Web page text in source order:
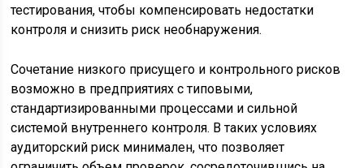
тестирования, чтобы компенсировать недостатки
контроля и снизить риск необнаружения.
Сочетание низкого присущего и контрольного рисков
возможно в предприятиях с типовыми,
стандартизированными процессами и сильной
системой внутреннего контроля. В таких условиях
аудиторский риск минимален, что позволяет